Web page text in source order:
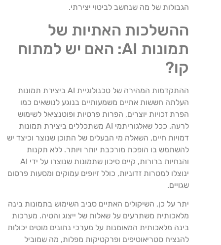
הגבולות של מה שנחשב לביטוי יצירתי.
ההשלכות האתיות של
תמונות AI: האם יש למתוח
קו?
ההתקדמות המהירה של טכנולוגיית AI ביצירת תמונות
העלתה חששות אתיים משמעותיים בנוגע לנושאים כמו
הפרת זכויות יוצרים, הפרות פרטיות ופוטנציאל לשימוש
לרעה. ככל שאלגוריתמי AI משתכללים ביצירת תמונות
דמויות חיים, השאלה מי הבעלים של התוכן שנוצר וכיצד יש
להשתמש בו הופכת מורכבת יותר ויותר. ללא תקנות
והנחיות ברורות, קיים סיכון שתמונות שנוצרו על ידי AI
ינוצלו למטרות זדוניות, כולל זיופים עמוקים ומסעות פרסום
שגויים.
יתר על כן, השיקולים האתיים סביב השימוש בתמונות בינה
מלאכותית משתרעים על שאלות של ייצוג והטיה. מערכות
בינה מלאכותית המאומנות על מערכי נתונים מוטים יכולות
להנציח סטריאוטיפים ופרקטיקות מפלות, מה שמוביל